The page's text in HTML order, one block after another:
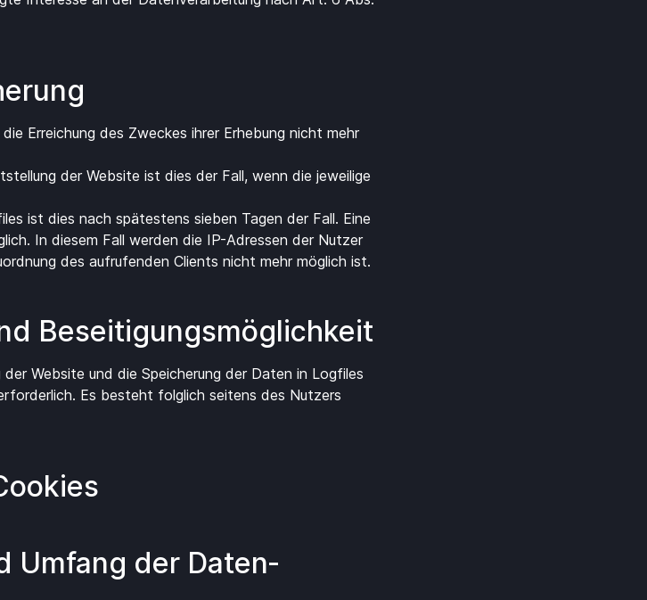
Erreichung des Zweckes ihrer Erhebung nicht mehr
der Website ist dies der Fall, wenn die jeweilige
ist dies nach spätestens sieben Tagen der Fall. Eine
In diesem Fall werden die IP-Adressen der Nutzer
des aufrufenden Clients nicht mehr möglich ist.
Beseitigungs­möglichkeit
Website und die Speicherung der Daten in Logfiles
Es besteht folglich seitens des Nutzers
Umfang der Daten­